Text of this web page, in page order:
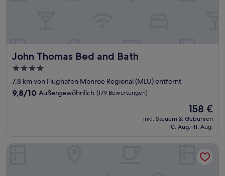
John Thomas Bed and Bath
John Thomas Bed and Bath
4.0-
Sterne-
Unterkunft
7,8 km von Flughafen Monroe Regional (MLU) entfernt
9.8
9,8/10 Außergewöhnlich (179 Bewertungen)
Der
Preis
beträgt
158 €
inkl. Steuern & Gebühren
10. Aug.–11. Aug.
The Hotel Monroe, Tapestry Collection By Hilton